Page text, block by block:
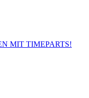
MIT TIMEPARTS!